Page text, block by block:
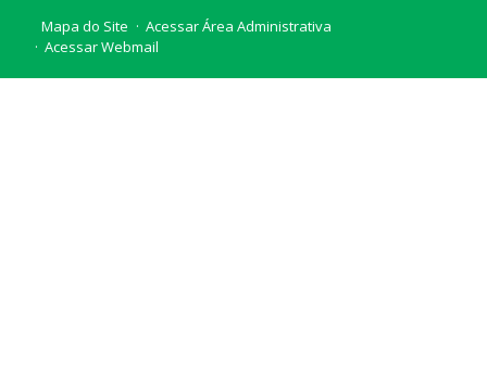
Mapa do Site
Acessar Área Administrativa
Acessar Webmail